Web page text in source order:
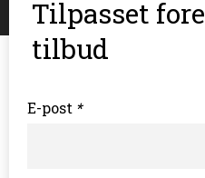
Tilpasset
tilbud
*
E-post